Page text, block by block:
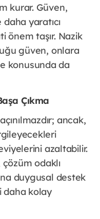
kurar. Güven,
yaratıcı
önem taşır. Nazik
güven, onlara
konusunda da
Çıkma
ancak,
azaltabilir.
odaklı
duygusal destek
daha kolay